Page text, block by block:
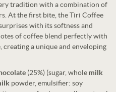
tradition with a combination of
At the first bite, the Tiri Coffee
with its softness and
of coffee blend perfectly with
creating a unique and enveloping
(25%) (sugar, whole milk
powder, emulsifier: soy